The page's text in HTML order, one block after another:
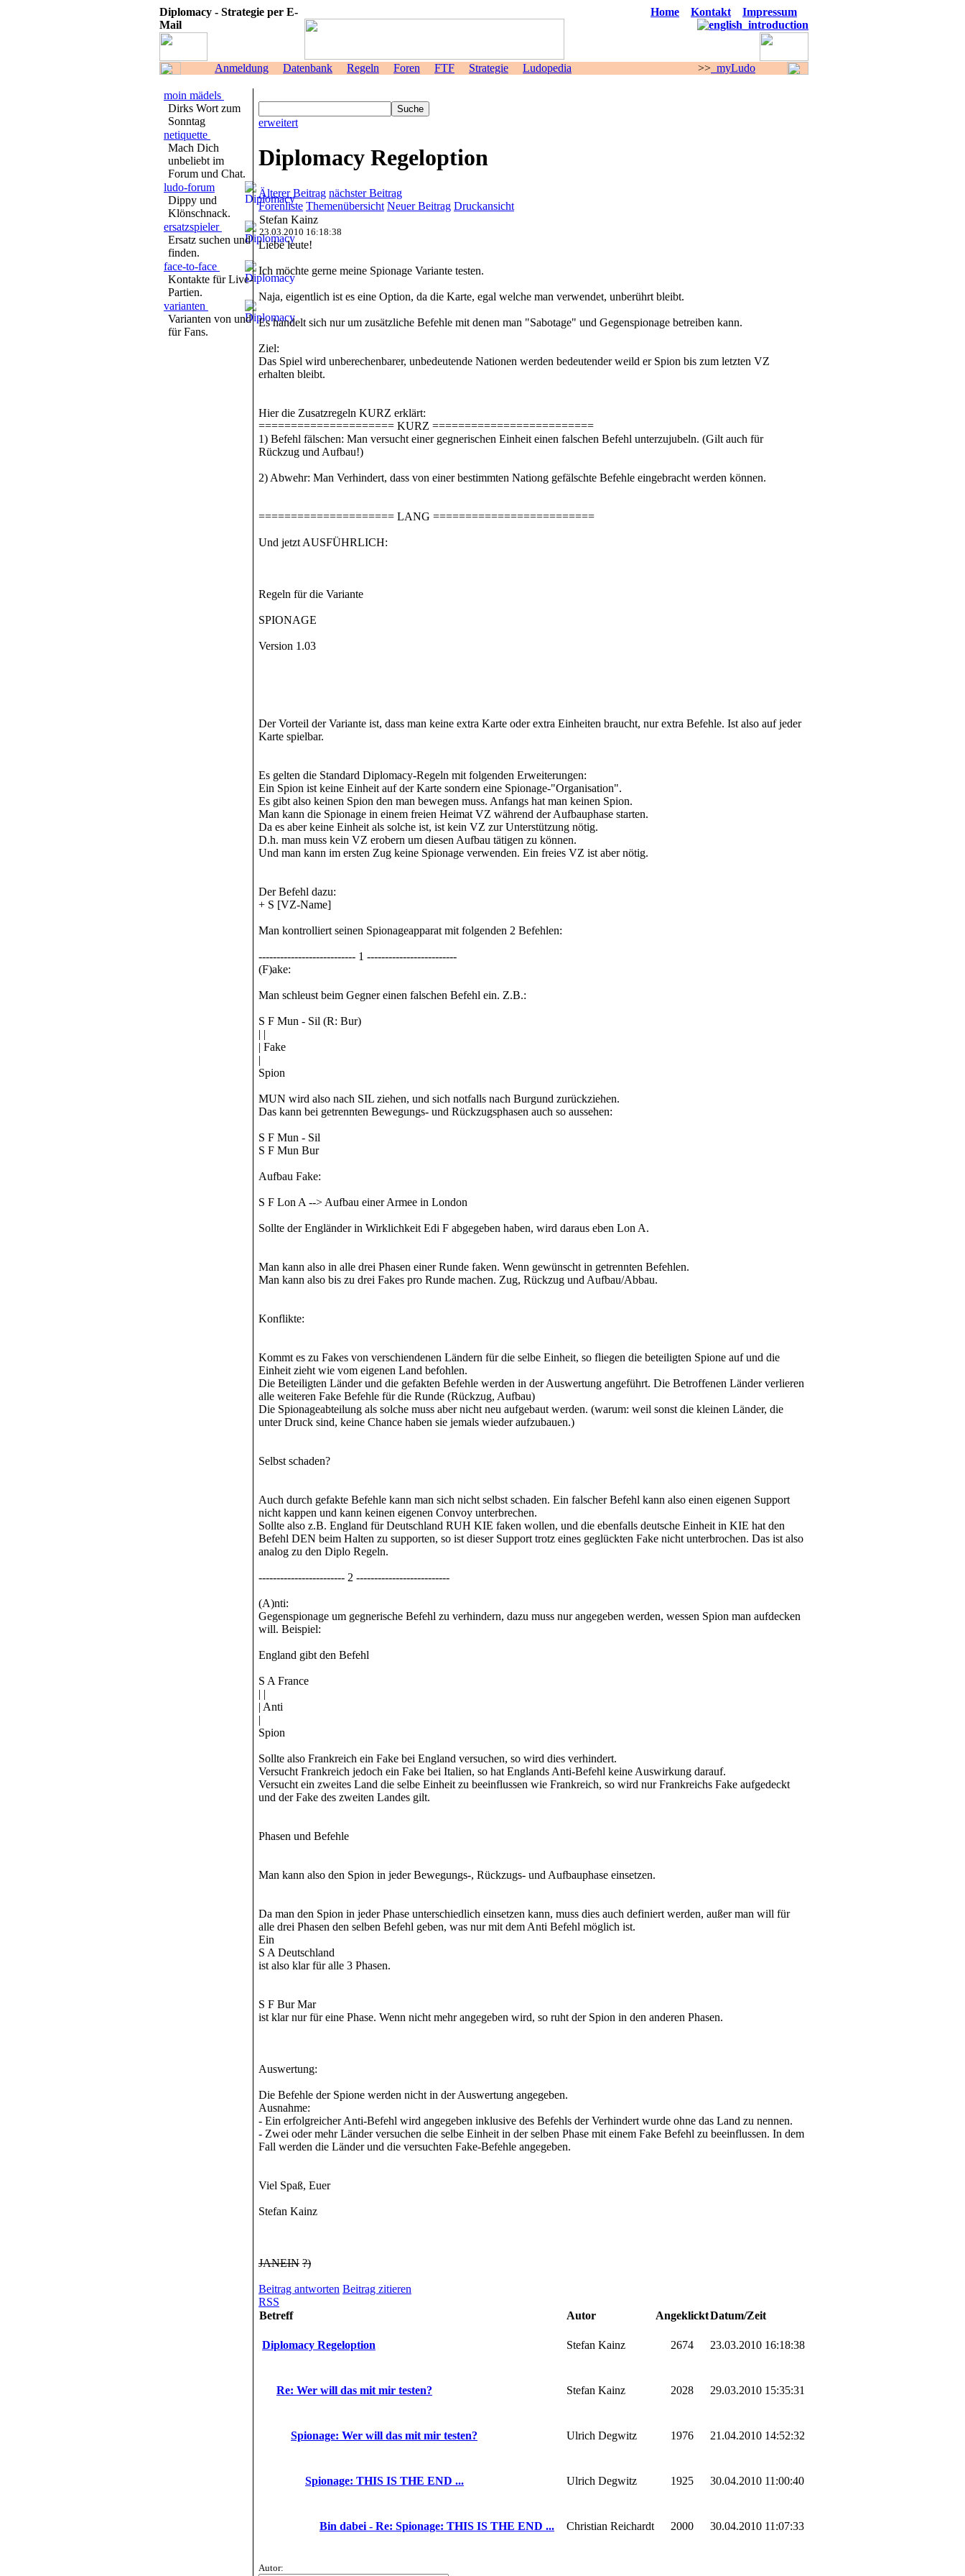
Diplomacy - Strategie per E-
Mail
Home Kontakt Impressum
Anmeldung Datenbank Regeln Foren FTF Strategie Ludopedia >> myLudo
moin mädels
Dirks Wort zum
Sonntag
netiquette
Mach Dich
unbeliebt im
Forum und Chat.
ludo-forum
Dippy und
Klönschnack.
ersatzspieler
Ersatz suchen und
finden.
face-to-face
Kontakte für Live-
Partien.
varianten
Varianten von und
für Fans.
erweitert
Diplomacy Regeloption
Älterer Beitrag nächster Beitrag
Forenliste Themenübersicht Neuer Beitrag Druckansicht
Stefan Kainz
23.03.2010 16:18:38
Liebe leute!
Ich möchte gerne meine Spionage Variante testen.
Naja, eigentlich ist es eine Option, da die Karte, egal welche man verwendet, unberührt bleibt.
Es handelt sich nur um zusätzliche Befehle mit denen man "Sabotage" und Gegenspionage betreiben kann.
Ziel:
Das Spiel wird unberechenbarer, unbedeutende Nationen werden bedeutender weild er Spion bis zum letzten VZ
erhalten bleibt.
Hier die Zusatzregeln KURZ erklärt:
===================== KURZ =========================
1) Befehl fälschen: Man versucht einer gegnerischen Einheit einen falschen Befehl unterzujubeln. (Gilt auch für
Rückzug und Aufbau!)
2) Abwehr: Man Verhindert, dass von einer bestimmten Nationg gefälschte Befehle eingebracht werden können.
===================== LANG =========================
Und jetzt AUSFÜHRLICH:
Regeln für die Variante
SPIONAGE
Version 1.03
Der Vorteil der Variante ist, dass man keine extra Karte oder extra Einheiten braucht, nur extra Befehle. Ist also auf jeder
Karte spielbar.
Es gelten die Standard Diplomacy-Regeln mit folgenden Erweiterungen:
Ein Spion ist keine Einheit auf der Karte sondern eine Spionage-"Organisation".
Es gibt also keinen Spion den man bewegen muss. Anfangs hat man keinen Spion.
Man kann die Spionage in einem freien Heimat VZ während der Aufbauphase starten.
Da es aber keine Einheit als solche ist, ist kein VZ zur Unterstützung nötig.
D.h. man muss kein VZ erobern um diesen Aufbau tätigen zu können.
Und man kann im ersten Zug keine Spionage verwenden. Ein freies VZ ist aber nötig.
Der Befehl dazu:
+ S [VZ-Name]
Man kontrolliert seinen Spionageapparat mit folgenden 2 Befehlen:
--------------------------- 1 -------------------------
(F)ake:
Man schleust beim Gegner einen falschen Befehl ein. Z.B.:
S F Mun - Sil (R: Bur)
| |
| Fake
|
Spion
MUN wird also nach SIL ziehen, und sich notfalls nach Burgund zurückziehen.
Das kann bei getrennten Bewegungs- und Rückzugsphasen auch so aussehen:
S F Mun - Sil
S F Mun Bur
Aufbau Fake:
S F Lon A --> Aufbau einer Armee in London
Sollte der Engländer in Wirklichkeit Edi F abgegeben haben, wird daraus eben Lon A.
Man kann also in alle drei Phasen einer Runde faken. Wenn gewünscht in getrennten Befehlen.
Man kann also bis zu drei Fakes pro Runde machen. Zug, Rückzug und Aufbau/Abbau.
Konflikte:
Kommt es zu Fakes von verschiendenen Ländern für die selbe Einheit, so fliegen die beteiligten Spione auf und die
Einheit zieht wie vom eigenen Land befohlen.
Die Beteiligten Länder und die gefakten Befehle werden in der Auswertung angeführt. Die Betroffenen Länder verlieren
alle weiteren Fake Befehle für die Runde (Rückzug, Aufbau)
Die Spionageabteilung als solche muss aber nicht neu aufgebaut werden. (warum: weil sonst die kleinen Länder, die
unter Druck sind, keine Chance haben sie jemals wieder aufzubauen.)
Selbst schaden?
Auch durch gefakte Befehle kann man sich nicht selbst schaden. Ein falscher Befehl kann also einen eigenen Support
nicht kappen und kann keinen eigenen Convoy unterbrechen.
Sollte also z.B. England für Deutschland RUH KIE faken wollen, und die ebenfalls deutsche Einheit in KIE hat den
Befehl DEN beim Halten zu supporten, so ist dieser Support trotz eines geglückten Fake nicht unterbrochen. Das ist also
analog zu den Diplo Regeln.
------------------------ 2 --------------------------
(A)nti:
Gegenspionage um gegnerische Befehl zu verhindern, dazu muss nur angegeben werden, wessen Spion man aufdecken
will. Beispiel:
England gibt den Befehl
S A France
| |
| Anti
|
Spion
Sollte also Frankreich ein Fake bei England versuchen, so wird dies verhindert.
Versucht Frankreich jedoch ein Fake bei Italien, so hat Englands Anti-Befehl keine Auswirkung darauf.
Versucht ein zweites Land die selbe Einheit zu beeinflussen wie Frankreich, so wird nur Frankreichs Fake aufgedeckt
und der Fake des zweiten Landes gilt.
Phasen und Befehle
Man kann also den Spion in jeder Bewegungs-, Rückzugs- und Aufbauphase einsetzen.
Da man den Spion in jeder Phase unterschiedlich einsetzen kann, muss dies auch definiert werden, außer man will für
alle drei Phasen den selben Befehl geben, was nur mit dem Anti Befehl möglich ist.
Ein
S A Deutschland
ist also klar für alle 3 Phasen.
S F Bur Mar
ist klar nur für eine Phase. Wenn nicht mehr angegeben wird, so ruht der Spion in den anderen Phasen.
Auswertung:
Die Befehle der Spione werden nicht in der Auswertung angegeben.
Ausnahme:
- Ein erfolgreicher Anti-Befehl wird angegeben inklusive des Befehls der Verhindert wurde ohne das Land zu nennen.
- Zwei oder mehr Länder versuchen die selbe Einheit in der selben Phase mit einem Fake Befehl zu beeinflussen. In dem
Fall werden die Länder und die versuchten Fake-Befehle angegeben.
Viel Spaß, Euer
Stefan Kainz
JANEIN ?)
Beitrag antworten Beitrag zitieren
RSS
Betreff
Autor AngeklicktDatum/Zeit
Diplomacy Regeloption Stefan Kainz 2674 23.03.2010 16:18:38
Re: Wer will das mit mir testen? Stefan Kainz 2028 29.03.2010 15:35:31
Spionage: Wer will das mit mir testen? Ulrich Degwitz 1976 21.04.2010 14:52:32
Spionage: THIS IS THE END ... Ulrich Degwitz 1925 30.04.2010 11:00:40
Bin dabei - Re: Spionage: THIS IS THE END ... Christian Reichardt 2000 30.04.2010 11:07:33
Autor: